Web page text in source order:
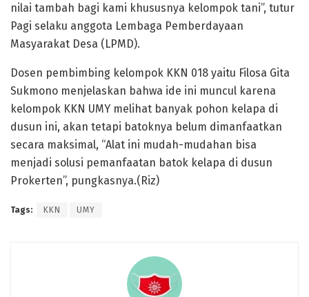
nilai tambah bagi kami khususnya kelompok tani”, tutur
Pagi selaku anggota Lembaga Pemberdayaan
Masyarakat Desa (LPMD).
Dosen pembimbing kelompok KKN 018 yaitu Filosa Gita
Sukmono menjelaskan bahwa ide ini muncul karena
kelompok KKN UMY melihat banyak pohon kelapa di
dusun ini, akan tetapi batoknya belum dimanfaatkan
secara maksimal, “Alat ini mudah-mudahan bisa
menjadi solusi pemanfaatan batok kelapa di dusun
Prokerten”, pungkasnya.(Riz)
Tags: KKN UMY